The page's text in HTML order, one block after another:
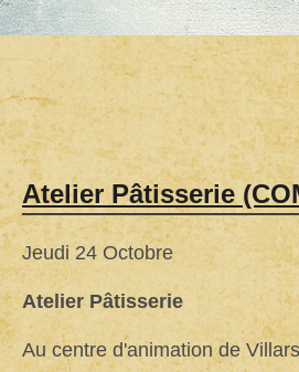
Back
to
top
Atelier Pâtisserie
Jeudi 24 Octobre
Atelier Pâtisserie
Au centre d'animation de